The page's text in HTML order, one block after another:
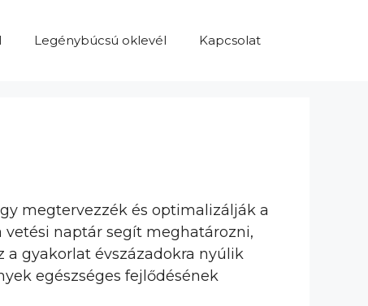
Legénybúcsú oklevél Kapcsolat
megtervezzék és optimalizálják a
vetési naptár segít meghatározni,
a gyakorlat évszázadokra nyúlik
egészséges fejlődésének